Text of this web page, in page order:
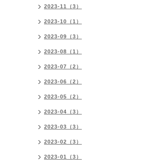
2023-11（3）
2023-10（1）
2023-09（3）
2023-08（1）
2023-07（2）
2023-06（2）
2023-05（2）
2023-04（3）
2023-03（3）
2023-02（3）
2023-01（3）